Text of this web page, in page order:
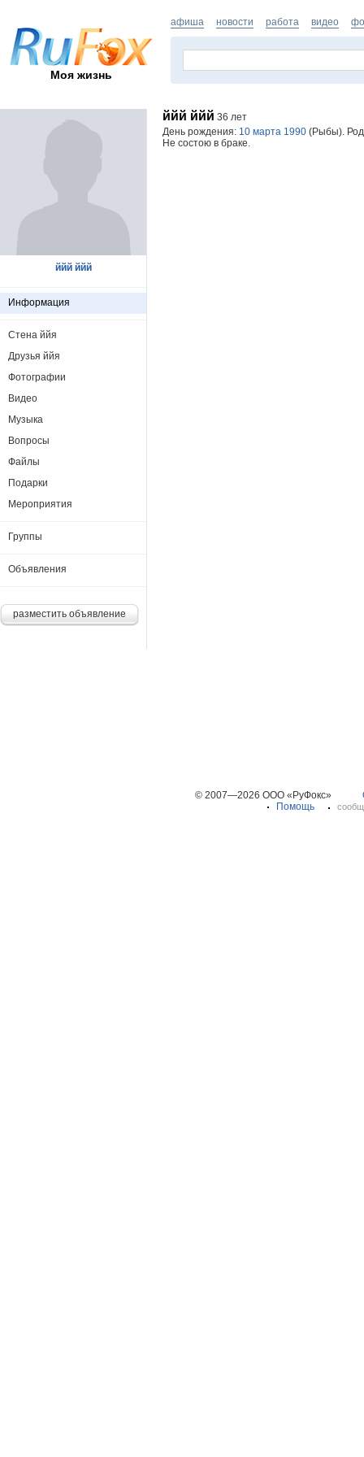
Моя жизнь
афиша новости работа видео
ййй ййй 36 лет
День рождения: 10 марта 1990 (Рыбы).
Не состою в браке.
ййй ййй
Информация
Стена ййя
Друзья ййя
Фотографии
Видео
Музыка
Вопросы
Файлы
Подарки
Мероприятия
Группы
Объявления
разместить объявление
© 2007—2026 ООО «РуФокс»
Помощь